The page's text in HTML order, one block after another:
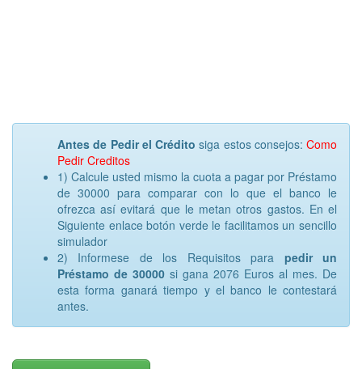
Antes de Pedir el Crédito siga estos consejos: Como
Pedir Creditos
1) Calcule usted mismo la cuota a pagar por Préstamo
de 30000 para comparar con lo que el banco le
ofrezca así evitará que le metan otros gastos. En el
Siguiente enlace botón verde le facilitamos un sencillo
simulador
2) Informese de los Requisitos para pedir un
Préstamo de 30000 si gana 2076 Euros al mes. De
esta forma ganará tiempo y el banco le contestará
antes.